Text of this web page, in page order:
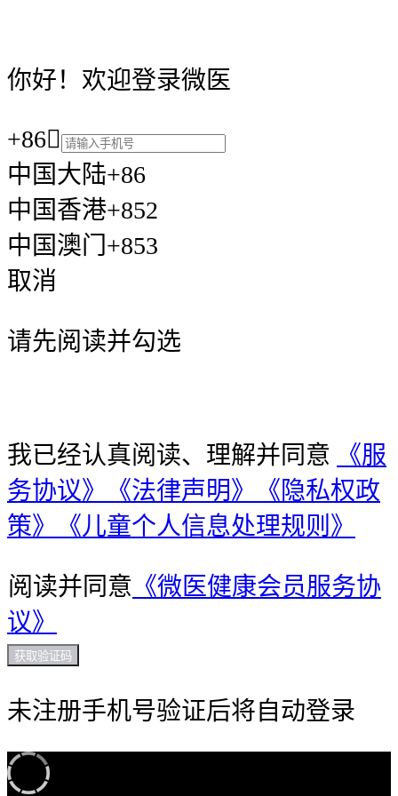
你好！欢迎登录微医
+86
中国大陆+86
中国香港+852
中国澳门+853
取消
请先阅读并勾选
我已经认真阅读、理解并同意
《服
务协议》
《法律声明》
《隐私权政
策》
《儿童个人信息处理规则》
阅读并同意 《微医健康会员服务协
议》
获取验证码
未注册手机号验证后将自动登录